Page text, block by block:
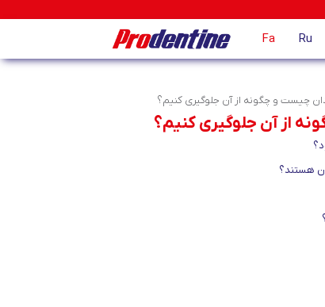
Fa Ru
چیست و چگونه از آن جلوگیری کنیم؟
از آن جلوگیری کنیم؟
هستند؟